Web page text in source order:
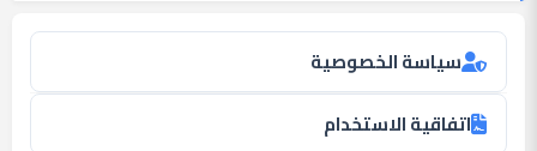
سياسة الخصوصية
اتفاقية الاستخدام